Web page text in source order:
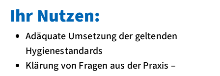
Ihr Nutzen:
Adäquate Umsetzung der geltenden
Hygienestandards
Klärung von Fragen aus der Praxis –